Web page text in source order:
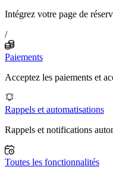
Intégrez votre page de
/
Paiements
Acceptez les paiements et
Rappels et automatisations
Rappels et notifications
Toutes les fonctionnalités